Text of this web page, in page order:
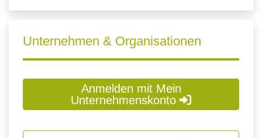
Unternehmen & Organisationen
Anmelden mit Mein
Unternehmenskonto